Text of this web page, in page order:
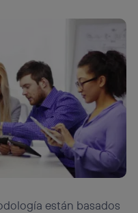
están basados